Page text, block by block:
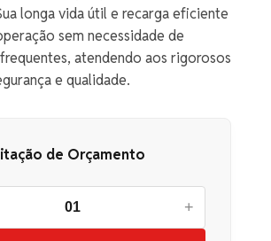
longa vida útil e recarga eficiente
sem necessidade de
atendendo aos rigorosos
e qualidade.
de Orçamento
+